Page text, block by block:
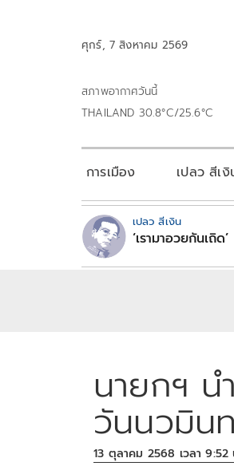
ศุกร์, 7 สิงหาคม 2569
สภาพอากาศวันนี้
THAILAND 30.8°C/25.6°C
การเมือง เปลว สีเงิ
เปลว สีเงิน
‘เรามาอวยกันเถิด’
นายกฯ น
วันนวมิน
13 ตุลาคม 2568 เวลา 9:52